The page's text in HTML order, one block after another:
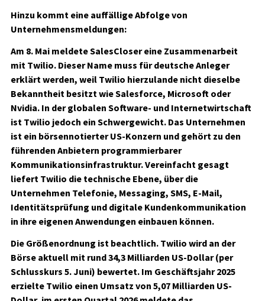
Hinzu kommt eine auffällige Abfolge von
Unternehmensmeldungen:
Am 8. Mai meldete SalesCloser eine Zusammenarbeit
mit Twilio. Dieser Name muss für deutsche Anleger
erklärt werden, weil Twilio hierzulande nicht dieselbe
Bekanntheit besitzt wie Salesforce, Microsoft oder
Nvidia. In der globalen Software- und Internetwirtschaft
ist Twilio jedoch ein Schwergewicht. Das Unternehmen
ist ein börsennotierter US-Konzern und gehört zu den
führenden Anbietern programmierbarer
Kommunikationsinfrastruktur. Vereinfacht gesagt
liefert Twilio die technische Ebene, über die
Unternehmen Telefonie, Messaging, SMS, E-Mail,
Identitätsprüfung und digitale Kundenkommunikation
in ihre eigenen Anwendungen einbauen können.
Die Größenordnung ist beachtlich. Twilio wird an der
Börse aktuell mit rund34,3 Milliarden US-Dollar(per
Schlusskurs 5. Juni) bewertet. Im Geschäftsjahr 2025
erzielte Twilio einen Umsatz von 5,07 Milliarden US-